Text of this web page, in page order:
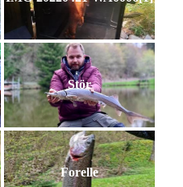
Stör
Forelle